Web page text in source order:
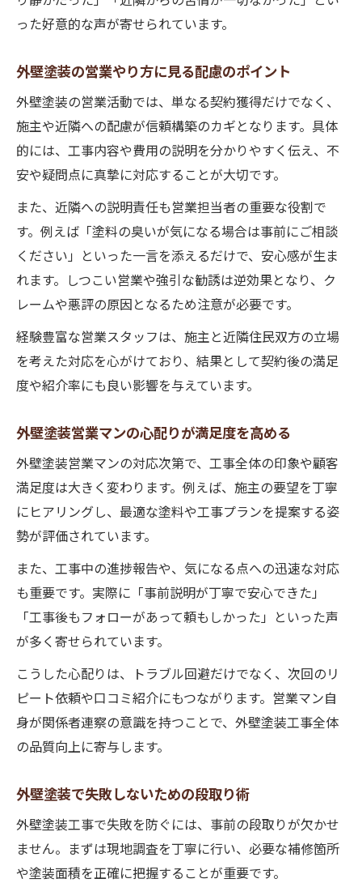
った好意的な声が寄せられています。
外壁塗装の営業やり方に見る配慮のポイント
外壁塗装の営業活動では、単なる契約獲得だけでなく、
施主や近隣への配慮が信頼構築のカギとなります。具体
的には、工事内容や費用の説明を分かりやすく伝え、不
安や疑問点に真摯に対応することが大切です。
また、近隣への説明責任も営業担当者の重要な役割で
す。例えば「塗料の臭いが気になる場合は事前にご相談
ください」といった一言を添えるだけで、安心感が生ま
れます。しつこい営業や強引な勧誘は逆効果となり、ク
レームや悪評の原因となるため注意が必要です。
経験豊富な営業スタッフは、施主と近隣住民双方の立場
を考えた対応を心がけており、結果として契約後の満足
度や紹介率にも良い影響を与えています。
外壁塗装営業マンの心配りが満足度を高める
外壁塗装営業マンの対応次第で、工事全体の印象や顧客
満足度は大きく変わります。例えば、施主の要望を丁寧
にヒアリングし、最適な塗料や工事プランを提案する姿
勢が評価されています。
また、工事中の進捗報告や、気になる点への迅速な対応
も重要です。実際に「事前説明が丁寧で安心できた」
「工事後もフォローがあって頼もしかった」といった声
が多く寄せられています。
こうした心配りは、トラブル回避だけでなく、次回のリ
ピート依頼や口コミ紹介にもつながります。営業マン自
身が関係者連察の意識を持つことで、外壁塗装工事全体
の品質向上に寄与します。
外壁塗装で失敗しないための段取り術
外壁塗装工事で失敗を防ぐには、事前の段取りが欠かせ
ません。まずは現地調査を丁寧に行い、必要な補修箇所
や塗装面積を正確に把握することが重要です。